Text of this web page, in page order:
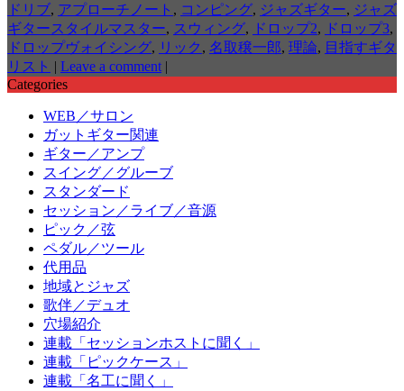
ドリブ, アプローチノート , コンピング, ジャズギター, ジャズ
ギタースタイルマスター, スウィング, ドロップ2, ドロップ3,
ドロップヴォイシング, リック , 名取穣一郎, 理論, 目指すギタ
リスト | Leave a comment |
Categories
WEB／サロン
ガットギター関連
ギター／アンプ
スイング／グルーブ
スタンダード
セッション／ライブ／音源
ピック／弦
ペダル／ツール
代用品
地域とジャズ
歌伴／デュオ
穴場紹介
連載「セッションホストに聞く」
連載「ピックケース」
連載「名工に聞く」